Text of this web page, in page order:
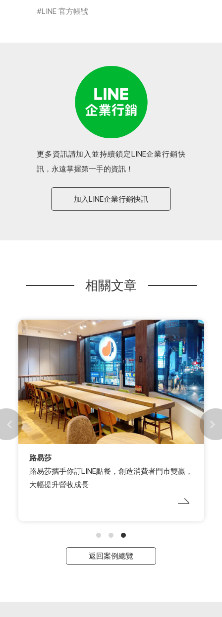
LINE 官方帳號
更多資訊請加入並持續鎖定LINE企業行銷快
訊，永遠掌握第一手的資訊！
加入LINE企業行銷快訊
相關文章
路易莎
路易莎攜手你訂LINE點餐，創造消費者門市雙贏，
大幅提升營收成長
返回案例總覽